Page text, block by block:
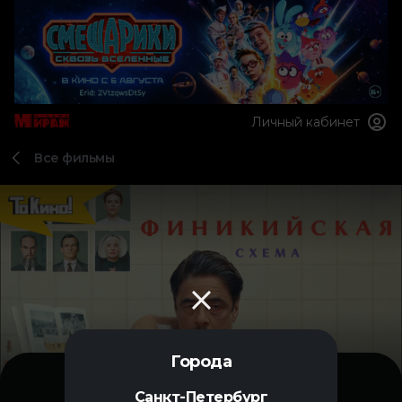
Города
Санкт-Петербург
Личный кабинет
Все фильмы